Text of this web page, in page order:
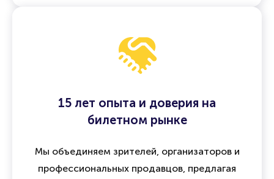
15 лет опыта и доверия на
билетном рынке
Мы объединяем зрителей, организаторов и
профессиональных продавцов, предлагая